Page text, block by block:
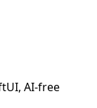
AI-free